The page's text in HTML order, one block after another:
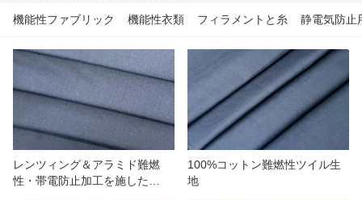
ホームページ
製品
カスタマイズ
私たちについて
ニュース
機能性ファブリック 機能性衣類 フィラメントと糸 静電気防止
レンツィング＆アラミド難燃
性・帯電防止加工を施した
100%コットン難燃性ツイル生
地